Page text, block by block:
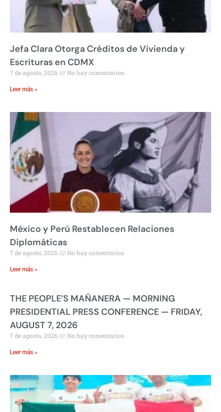
Jefa Clara Otorga Créditos de Vivienda y
Escrituras en CDMX
7 de agosto, 2026 No hay comentarios
Leer más »
México y Perú Restablecen Relaciones
Diplomáticas
7 de agosto, 2026 No hay comentarios
Leer más »
THE PEOPLE’S MAÑANERA — MORNING
PRESIDENTIAL PRESS CONFERENCE — FRIDAY,
AUGUST 7, 2026
7 de agosto, 2026 No hay comentarios
Leer más »